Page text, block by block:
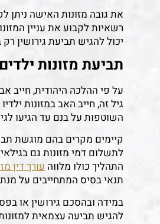
את גובה מזונות האישה ניתן
רשאיות לקבוע את עניין
יכול להגיש תביעת גירושין רק
תביעת מזונות ילדים מעל גיל 18 על ידי עורך
גיל זה, חייב האב במזונות
השוטפות על בנם עד הגיעו
לתשלום דמי מזונות גם
התהליך כולו מלווהעורך דין
תנאי בסיס המתחייבים על
במידה ובהסכם גירושין או
להגיש תביעה עצמאית